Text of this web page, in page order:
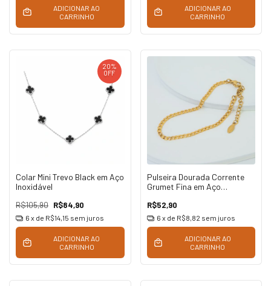
ADICIONAR AO
CARRINHO
ADICIONAR AO
CARRINHO
20%
OFF
Colar Mini Trevo Black em Aço
Inoxidável
R$105,90 R$84,90
6 x de R$14,15 sem juros
ADICIONAR AO
CARRINHO
Pulseira Dourada Corrente
Grumet Fina em Aço
R$52,90
6 x de R$8,82 sem juros
ADICIONAR AO
CARRINHO